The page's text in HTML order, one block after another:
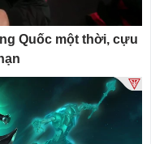
Quốc một thời, cựu